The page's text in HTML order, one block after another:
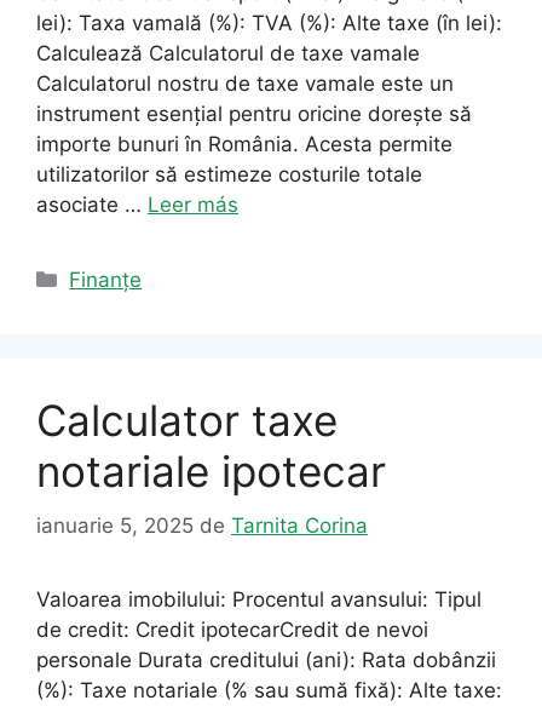
lei): Taxa vamală (%): TVA (%): Alte taxe (în lei):
Calculează Calculatorul de taxe vamale
Calculatorul nostru de taxe vamale este un
instrument esențial pentru oricine dorește să
importe bunuri în România. Acesta permite
utilizatorilor să estimeze costurile totale
asociate … Leer más
Categorii
Finanțe
Calculator taxe
notariale ipotecar
ianuarie 5, 2025 de Tarnita Corina
Valoarea imobilului: Procentul avansului: Tipul
de credit: Credit ipotecarCredit de nevoi
personale Durata creditului (ani): Rata dobânzii
(%): Taxe notariale (% sau sumă fixă): Alte taxe: